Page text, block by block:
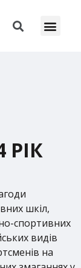
шкіл,
спортивних
видів
на